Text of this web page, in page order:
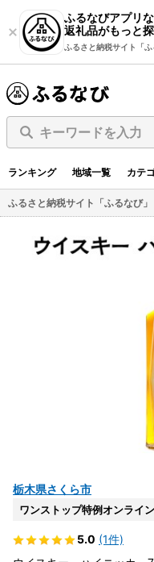
ふるなびアプリ
返礼品がもっと
ふるさと納税サイト「ふ
キーワードを入力
ランキング 地域一覧 カテ
ふるさと納税サイト「ふるなび」
栃木県さくら市
ワンストップ特例オンライ
5.0 (1件)